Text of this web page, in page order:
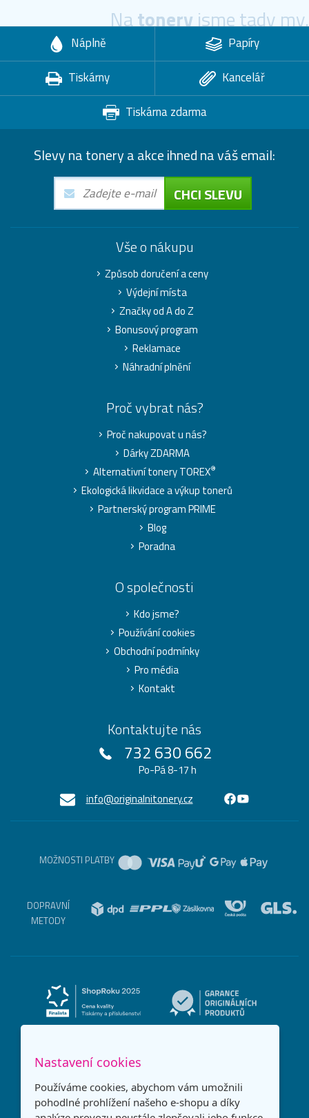
Natoneryjsme tady my.
Náplně
Papíry
Tiskárny
Kancelář
Tiskárna zdarma
Slevy na tonery a akce ihned na váš email:
CHCI SLEVU
Vše o nákupu
Způsob doručení a ceny
Výdejní místa
Značky od A do Z
Bonusový program
Reklamace
Náhradní plnění
Proč vybrat nás?
Proč nakupovat u nás?
Dárky ZDARMA
Alternativní tonery TOREX®
Ekologická likvidace a výkup tonerů
Partnerský program PRIME
Blog
Poradna
O společnosti
Kdo jsme?
Používání cookies
Obchodní podmínky
Pro média
Kontakt
Kontaktujte nás
732 630 662
Po-Pá 8-17 h
info@originalnitonery.cz
MOŽNOSTI PLATBY
DOPRAVNÍ
METODY
Nastavení cookies
Používáme cookies, abychom vám umožnili
pohodlné prohlížení našeho e-shopu a díky